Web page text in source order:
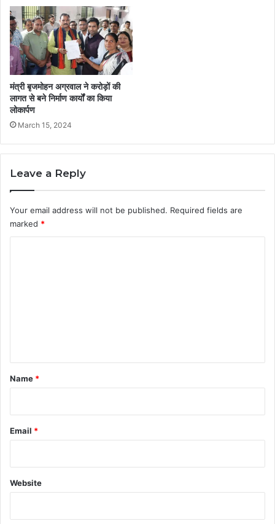
मंत्री बृजमोहन अग्रवाल ने करोड़ों की
लागत से बने निर्माण कार्यों का किया
लोकार्पण
March 15, 2024
Leave a Reply
Your email address will not be published. Required fields are
marked *
*
Name *
Email *
Website